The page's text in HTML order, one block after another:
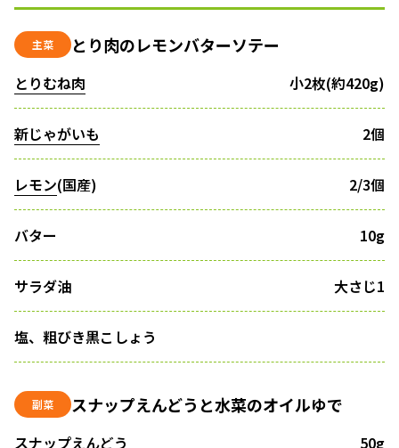
主菜 とり肉のレモンバターソテー
とりむね肉 小2枚(約420g)
新じゃがいも 2個
レモン(国産) 2/3個
バター 10g
サラダ油 大さじ1
塩、粗びき黒こしょう
副菜 スナップえんどうと水菜のオイルゆで
スナップえんどう 50g